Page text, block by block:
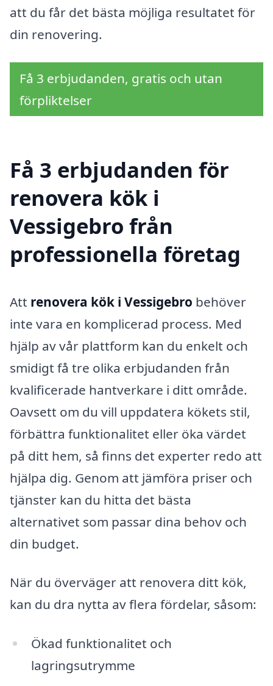
att du får det bästa möjliga resultatet för
din renovering.
Få 3 erbjudanden, gratis och utan
förpliktelser
Få 3 erbjudanden för
renovera kök i
Vessigebro från
professionella företag
Att renovera kök i Vessigebro behöver
inte vara en komplicerad process. Med
hjälp av vår plattform kan du enkelt och
smidigt få tre olika erbjudanden från
kvalificerade hantverkare i ditt område.
Oavsett om du vill uppdatera kökets stil,
förbättra funktionalitet eller öka värdet
på ditt hem, så finns det experter redo att
hjälpa dig. Genom att jämföra priser och
tjänster kan du hitta det bästa
alternativet som passar dina behov och
din budget.
När du överväger att renovera ditt kök,
kan du dra nytta av flera fördelar, såsom:
Ökad funktionalitet och
lagringsutrymme